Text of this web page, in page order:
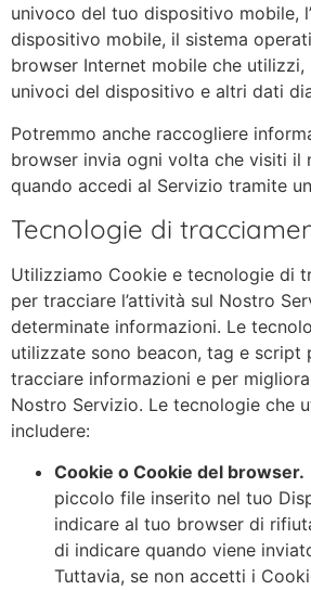
univoco del tuo dispositivo mobile,
dispositivo mobile, il sistema
browser Internet mobile che
univoci del dispositivo e altri dati
Potremmo anche raccogliere
browser invia ogni volta che visiti il
quando accedi al Servizio tramite
Tecnologie di
Utilizziamo Cookie e tecnologie di
per tracciare l’attività sul Nostro
determinate informazioni. Le
utilizzate sono beacon, tag e script
tracciare informazioni e per
Nostro Servizio. Le tecnologie che
includere:
Cookie o Cookie del browser.
piccolo file inserito nel tuo
indicare al tuo browser di
di indicare quando viene
Tuttavia, se non accetti i